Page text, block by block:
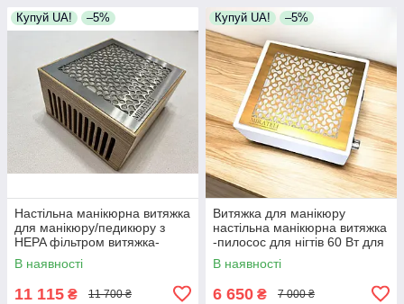
Купуй UA! –5%
Настільна манікюрна витяжка
для манікюру/педикюру з
HEPA фільтром витяжка-
пилосос для манікюру
педикюру
В наявності
11 115 ₴ 11 700 ₴
Купуй UA! –5%
Витяжка для манікюру
настільна манікюрна витяжка
-пилосос для нігтів 60 Вт для
манікюрного столу
В наявності
6 650 ₴ 7 000 ₴